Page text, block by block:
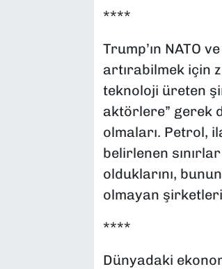
****
Trump’ın NATO
artırabilmek için
teknoloji üreten
aktörlere” gerek
olmaları. Petrol,
belirlenen
olduklarını,
olmayan
****
Dünyadaki